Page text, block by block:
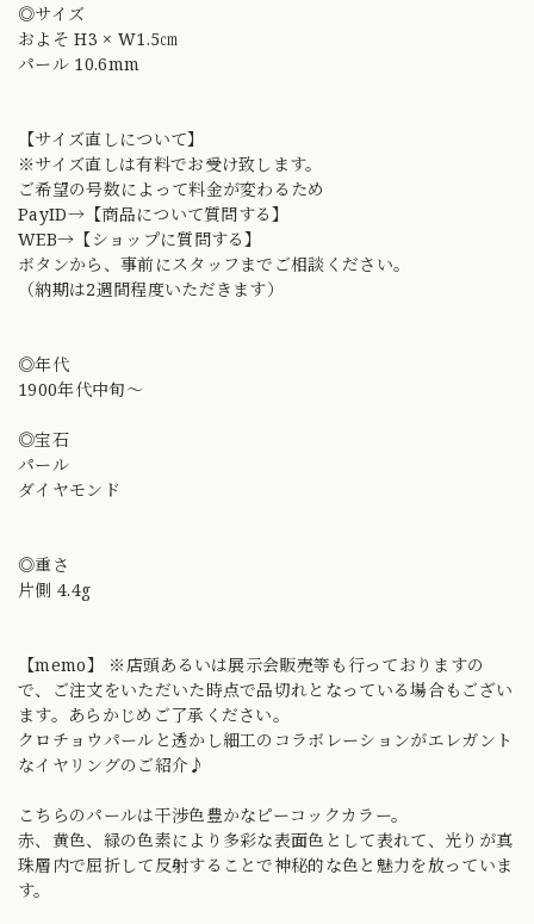
◎サイズ
およそ H3 × W1.5㎝
パール 10.6mm
【サイズ直しについて】
※サイズ直しは有料でお受け致します。
ご希望の号数によって料金が変わるため
PayID→【商品について質問する】
WEB→【ショップに質問する】
ボタンから、事前にスタッフまでご相談ください。
（納期は2週間程度いただきます）
◎年代
1900年代中旬〜
◎宝石
パール
ダイヤモンド
◎重さ
片側 4.4g
【memo】 ※店頭あるいは展示会販売等も行っておりますの
で、ご注文をいただいた時点で品切れとなっている場合もござい
ます。あらかじめご了承ください。
クロチョウパールと透かし細工のコラボレーションがエレガント
なイヤリングのご紹介♪
こちらのパールは干渉色豊かなピーコックカラー。
赤、黄色、緑の色素により多彩な表面色として表れて、光りが真
珠層内で屈折して反射することで神秘的な色と魅力を放っていま
す。